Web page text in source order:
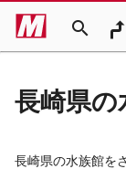
search
長崎県の
長崎県の水族館を